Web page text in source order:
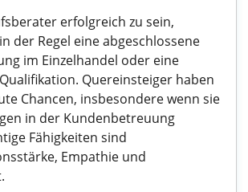
erfolgreich zu sein,
der Regel eine abgeschlossene
im Einzelhandel oder eine
Quereinsteiger haben
Chancen, insbesondere wenn sie
in der Kundenbetreuung
Fähigkeiten sind
Empathie und